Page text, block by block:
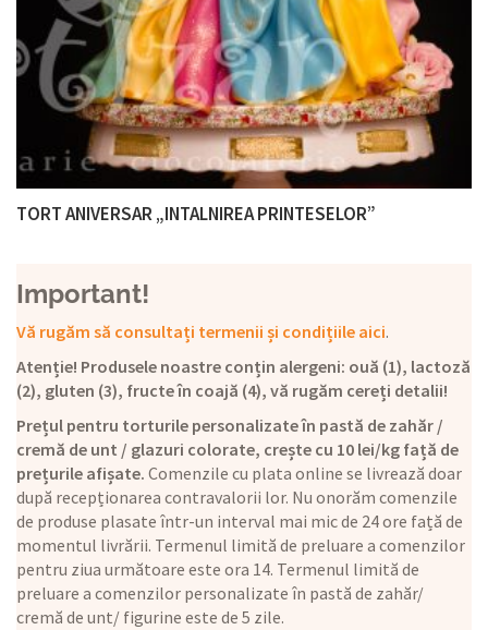
TORT ANIVERSAR „INTALNIREA PRINTESELOR”
Important!
Vă rugăm să consultați termenii și condițiile aici.
Atenție! Produsele noastre conțin alergeni: ouă (1), lactoză
(2), gluten (3), fructe în coajă (4), vă rugăm cereți detalii!
Prețul pentru torturile personalizate în pastă de zahăr /
cremă de unt / glazuri colorate, crește cu 10 lei/kg față de
prețurile afișate. Comenzile cu plata online se livrează doar
după recepționarea contravalorii lor. Nu onorăm comenzile
de produse plasate într-un interval mai mic de 24 ore față de
momentul livrării. Termenul limită de preluare a comenzilor
pentru ziua următoare este ora 14. Termenul limită de
preluare a comenzilor personalizate în pastă de zahăr/
cremă de unt/ figurine este de 5 zile.